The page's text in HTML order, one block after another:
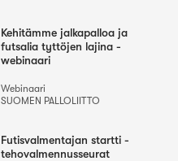
Kehitämme jalkapalloa ja
futsalia tyttöjen lajina -
webinaari
Webinaari
SUOMEN PALLOLIITTO
Futisvalmentajan startti -
tehovalmennusseurat